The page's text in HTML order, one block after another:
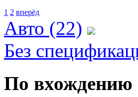
1 2 вперёд
Авто (22)
Без
По вхождению